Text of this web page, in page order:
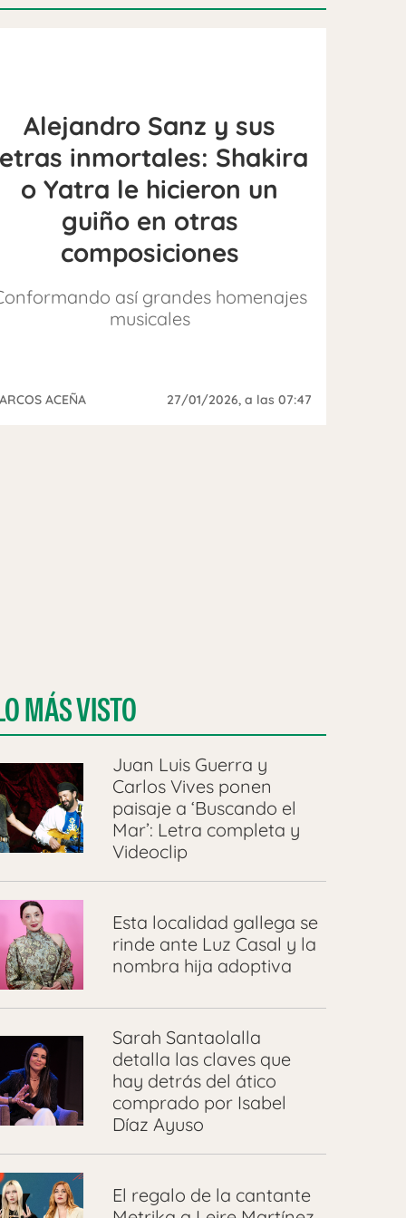
Alejandro Sanz y sus
inmortales: Shakira
o Yatra le hicieron un
guiño en otras
composiciones
así grandes homenajes
musicales
ACEÑA 27/01/2026, a las 07:47
MÁS VISTO
Juan Luis Guerra y
Carlos Vives ponen
paisaje a ‘Buscando el
Mar’: Letra completa y
Videoclip
Esta localidad gallega se
rinde ante Luz Casal y la
nombra hija adoptiva
Sarah Santaolalla
detalla las claves que
hay detrás del ático
comprado por Isabel
Díaz Ayuso
El regalo de la cantante